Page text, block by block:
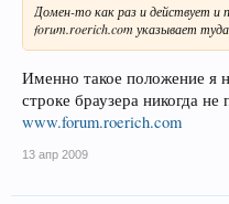
Technical Contact:
Network Solutions, LLC.
Herndon, VA 20171
US
1-888-642-9675 fax: 571-434-4620
Record expires on 16-Sep-2012.
Database last updated on 13-Apr-
Домен-то как раз и действует и
forum.roerich.com указывает
Именно такое положение
строке браузера никогда не
www.forum.roerich.com
13 апр 2009